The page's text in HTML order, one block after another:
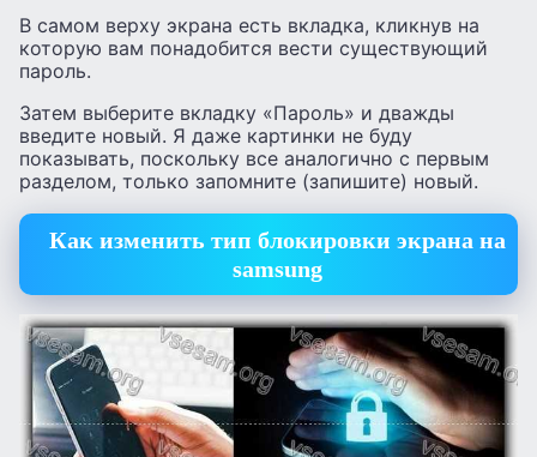
В самом верху экрана есть вкладка, кликнув на
которую вам понадобится вести существующий
пароль.
Затем выберите вкладку «Пароль» и дважды
введите новый. Я даже картинки не буду
показывать, поскольку все аналогично с первым
разделом, только запомните (запишите) новый.
Как изменить тип блокировки экрана на
samsung